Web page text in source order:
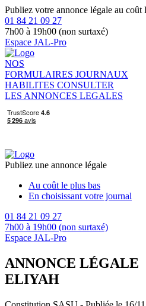
Publiez votre annonce légale au coût
01 84 21 09 27
7h00 à 19h00 (non surtaxé)
Espace JAL-Pro
NOS
FORMULAIRES JOURNAUX
HABILITES CONSULTER
LES ANNONCES LEGALES
Publiez une annonce légale
Au coût le plus bas
En choisissant votre journal
01 84 21 09 27
7h00 à 19h00 (non surtaxé)
Espace JAL-Pro
ANNONCE LÉGALE
ELIYAH